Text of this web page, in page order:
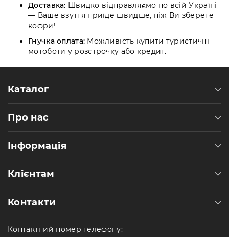
Доставка: Швидко відправляємо по всій Україні
— Ваше взуття приїде швидше, ніж Ви зберете
кофри!
Гнучка оплата: Можливість купити туристичні
мотоботи у розстрочку або кредит.
Каталог
Про нас
Інформація
Клієнтам
Контакти
Контактний номер телефону: